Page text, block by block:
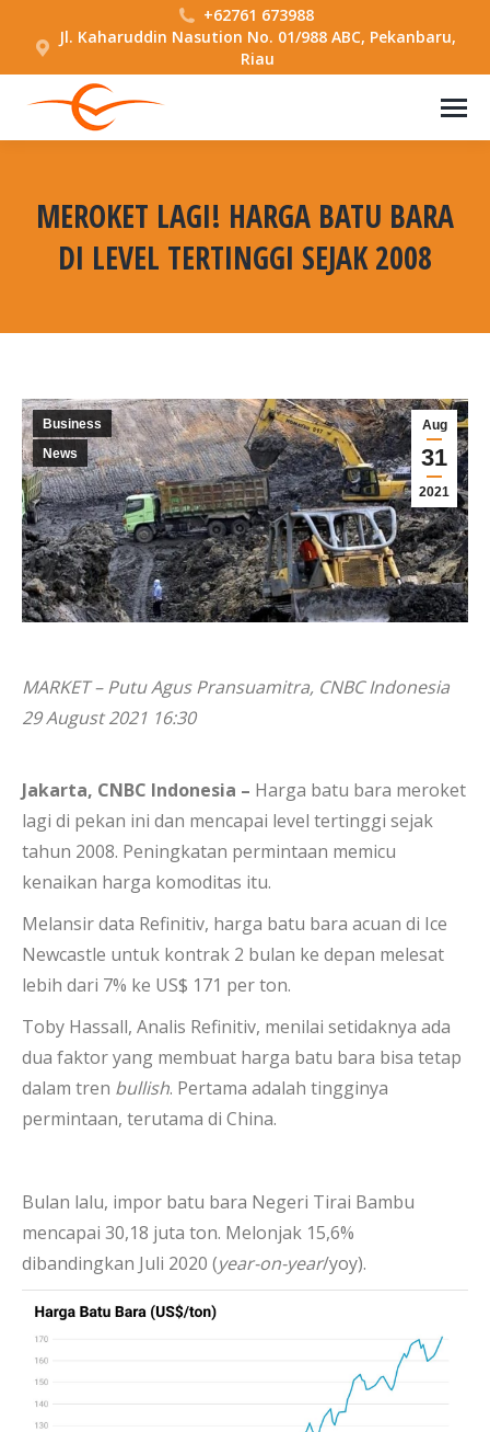
+62761 673988
Jl. Kaharuddin Nasution No. 01/988 ABC, Pekanbaru,
Riau
MEROKET LAGI! HARGA BATU BARA
DI LEVEL TERTINGGI SEJAK 2008
Aug
31
2021
Business
News
MARKET – Putu Agus Pransuamitra, CNBC Indonesia
29 August 2021 16:30
Jakarta, CNBC Indonesia – Harga batu bara meroket
lagi di pekan ini dan mencapai level tertinggi sejak
tahun 2008. Peningkatan permintaan memicu
kenaikan harga komoditas itu.
Melansir data Refinitiv, harga batu bara acuan di Ice
Newcastle untuk kontrak 2 bulan ke depan melesat
lebih dari 7% ke US$ 171 per ton.
Toby Hassall, Analis Refinitiv, menilai setidaknya ada
dua faktor yang membuat harga batu bara bisa tetap
dalam tren bullish. Pertama adalah tingginya
permintaan, terutama di China.
Bulan lalu, impor batu bara Negeri Tirai Bambu
mencapai 30,18 juta ton. Melonjak 15,6%
dibandingkan Juli 2020 (year-on-year/yoy).